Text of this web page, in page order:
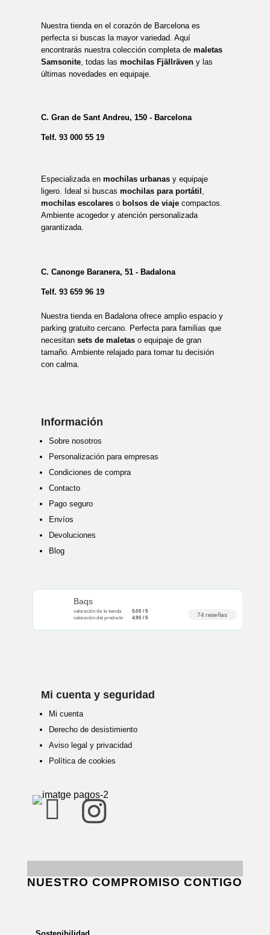
Nuestra tienda en el corazón de Barcelona es
perfecta si buscas la mayor variedad. Aquí
encontrarás nuestra colección completa de maletas
Samsonite, todas las mochilas Fjällräveny las
últimas novedades en equipaje.
C. Gran de Sant Andreu, 150 - Barcelona
Telf. 93 000 55 19
Especializada en mochilas urbanasy equipaje
ligero. Ideal si buscas mochilas para portátil
mochilas escolareso bolsos de viajecompactos.
Ambiente acogedor y atención personalizada
garantizada.
C. Canonge Baranera, 51 - Badalona
Telf. 93 659 96 19
Nuestra tienda en Badalona ofrece amplio espacio y
parking gratuito cercano. Perfecta para familias que
necesitan sets de maletaso equipaje de gran
tamaño. Ambiente relajado para tomar tu decisión
con calma.
Información
Sobre nosotros
Personalización para empresas
Condiciones de compra
Contacto
Pago seguro
Envíos
Devoluciones
Blog
Baqs
valoración de la tienda 5.00 / 5
valoración del producto 4.95 / 5 74 reseñas
Mi cuenta y seguridad
Mi cuenta
Derecho de desistimiento
Aviso legal y privacidad
Política de cookies
 
NUESTRO COMPROMISO CONTIGO